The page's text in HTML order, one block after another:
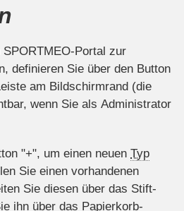
Portal zur
definieren Sie über den Button
am Bildschirmrand (die
wenn Sie als Administrator
"+", um einen neuen Typ
Sie einen vorhandenen
Sie diesen über das Stift-
ihn über das Papierkorb-